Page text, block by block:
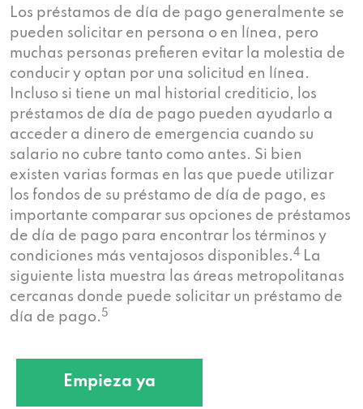
Los préstamos de día de pago generalmente se
pueden solicitar en persona o en línea, pero
muchas personas prefieren evitar la molestia de
conducir y optan por una solicitud en línea.
Incluso si tiene un mal historial crediticio, los
préstamos de día de pago pueden ayudarlo a
acceder a dinero de emergencia cuando su
salario no cubre tanto como antes. Si bien
existen varias formas en las que puede utilizar
los fondos de su préstamo de día de pago, es
importante comparar sus opciones de préstamos
de día de pago para encontrar los términos y
condiciones más ventajosos disponibles.4 La
siguiente lista muestra las áreas metropolitanas
cercanas donde puede solicitar un préstamo de
día de pago. 5
Empieza ya